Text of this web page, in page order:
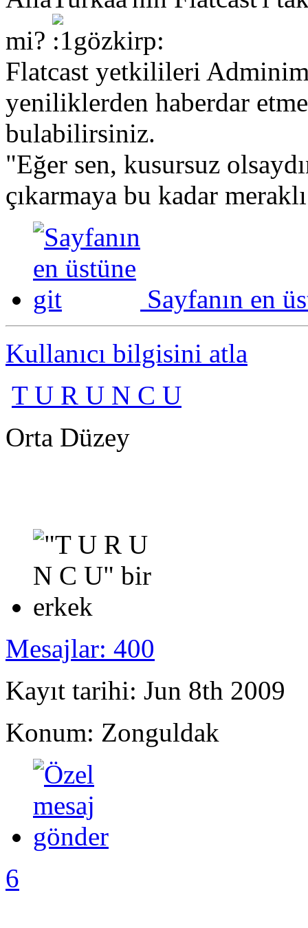
mi?
Flatcast yetkilileri
yeniliklerden haberdar
bulabilirsiniz.
"Eğer sen, kusursuz
çıkarmaya bu kadar
Sayfanın en
Kullanıcı bilgisini atla
T U R U N C U
Orta Düzey
Mesajlar: 400
Kayıt tarihi: Jun 8th 2009
Konum: Zonguldak
6